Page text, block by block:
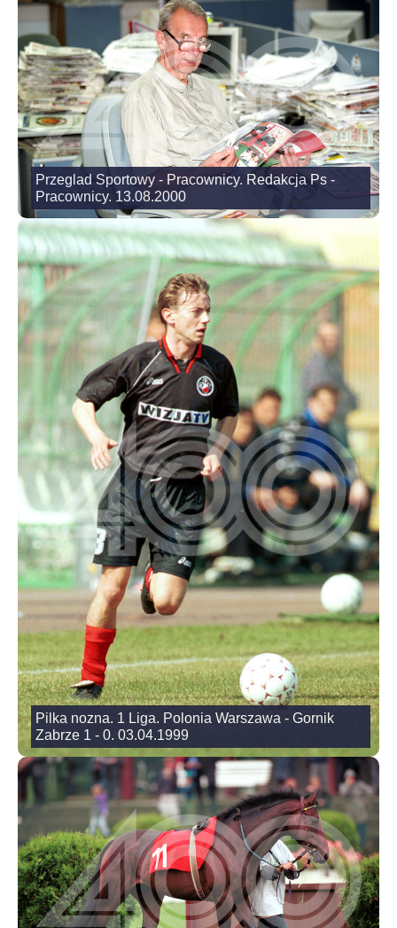
Przeglad Sportowy - Pracownicy. Redakcja Ps -
Pracownicy. 13.08.2000
Pilka nozna. 1 Liga. Polonia Warszawa - Gornik
Zabrze 1 - 0. 03.04.1999